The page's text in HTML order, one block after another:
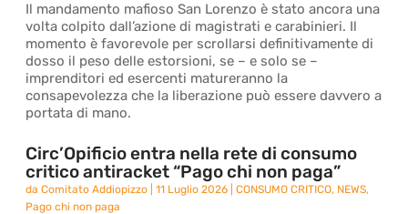
Il mandamento mafioso San Lorenzo è stato ancora una
volta colpito dall’azione di magistrati e carabinieri. Il
momento è favorevole per scrollarsi definitivamente di
dosso il peso delle estorsioni, se – e solo se –
imprenditori ed esercenti matureranno la
consapevolezza che la liberazione può essere davvero a
portata di mano.
Circ’Opificio entra nella rete di consumo
critico antiracket “Pago chi non paga”
daComitato Addiopizzo |11 Luglio 2026 |CONSUMO CRITICO, NEWS,
Pago chi non paga